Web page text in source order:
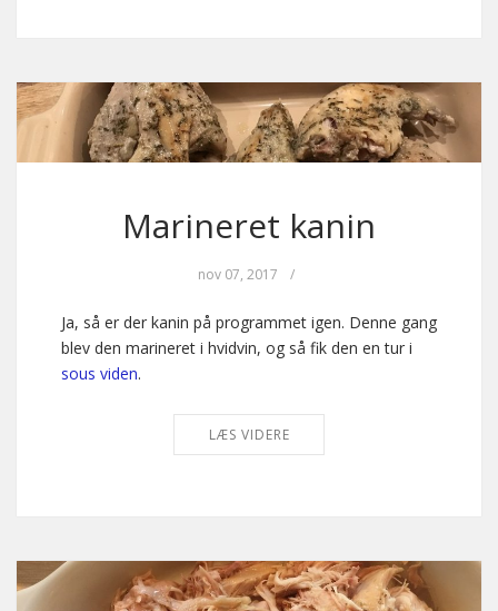
Marineret kanin
nov 07, 2017 /
Ja, så er der kanin på programmet igen. Denne gang
blev den marineret i hvidvin, og så fik den en tur i
sous viden.
LÆS VIDERE